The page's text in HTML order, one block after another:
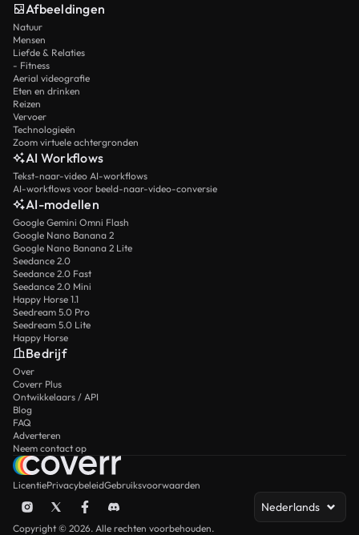
Afbeeldingen
Natuur
Mensen
Liefde & Relaties
- Fitness
Aerial videografie
Eten en drinken
Reizen
Vervoer
Technologieën
Zoom virtuele achtergronden
AI Workflows
Tekst-naar-video AI-workflows
AI-workflows voor beeld-naar-video-conversie
AI-modellen
Google Gemini Omni Flash
Google Nano Banana 2
Google Nano Banana 2 Lite
Seedance 2.0
Seedance 2.0 Fast
Seedance 2.0 Mini
Happy Horse 1.1
Seedream 5.0 Pro
Seedream 5.0 Lite
Happy Horse
Bedrijf
Over
Coverr Plus
Ontwikkelaars / API
Blog
FAQ
Adverteren
Neem contact op
LicentiePrivacybeleidGebruiksvoorwaarden
Nederlands
Copyright © 2026. Alle rechten voorbehouden.